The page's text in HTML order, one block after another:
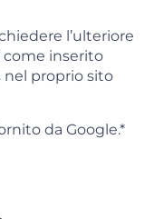
l’ulteriore
come inserito
nel proprio sito
da Google.*